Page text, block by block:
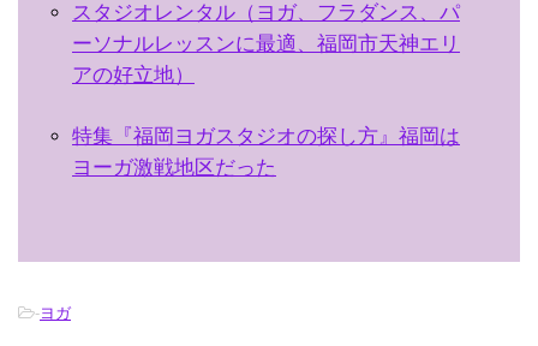
スタジオレンタル（ヨガ、フラダンス、パ
ーソナルレッスンに最適、福岡市天神エリ
アの好立地）
特集『福岡ヨガスタジオの探し方』福岡は
ヨーガ激戦地区だった
-ヨガ